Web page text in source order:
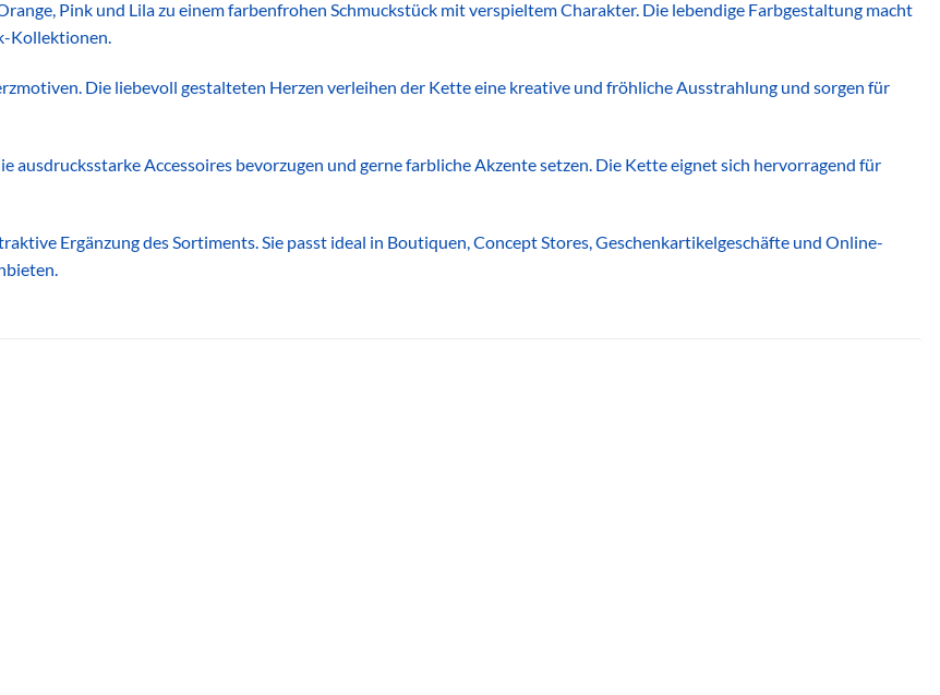
Pink und Lila zu einem farbenfrohen Schmuckstück mit verspieltem Charakter. Die lebendige Farbgestaltung macht
Kollektionen.
Die liebevoll gestalteten Herzen verleihen der Kette eine kreative und fröhliche Ausstrahlung und sorgen für
ausdrucksstarke Accessoires bevorzugen und gerne farbliche Akzente setzen. Die Kette eignet sich hervorragend für
Ergänzung des Sortiments. Sie passt ideal in Boutiquen, Concept Stores, Geschenkartikelgeschäfte und Online-